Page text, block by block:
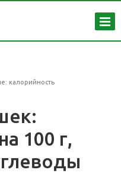
калорийность
100 г,